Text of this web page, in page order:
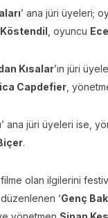
’ ana jüri üyeleri;
östendil , oyuncu
Kısalar’ın jüri
Capdefier ,
’ ana jüri üyeleri ise,
.
filme olan ilgilerini
‘Genç